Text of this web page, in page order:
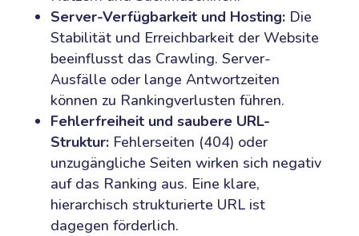
Server-Verfügbarkeit und Hosting:Die
Stabilität und Erreichbarkeit der Website
beeinflusst das Crawling. Server-
Ausfälle oder lange Antwortzeiten
können zu Rankingverlusten führen.
Fehlerfreiheit und saubere URL-
Struktur:Fehlerseiten (404) oder
unzugängliche Seiten wirken sich negativ
auf das Ranking aus. Eine klare,
hierarchisch strukturierte URL ist
dagegen förderlich.